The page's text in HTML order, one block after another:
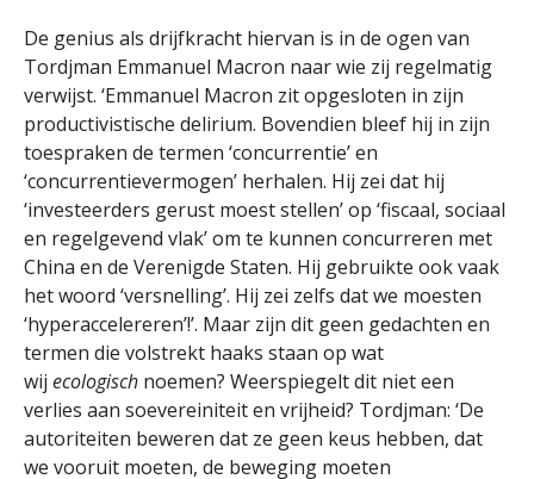
De genius als drijfkracht hiervan is in de ogen van
Tordjman Emmanuel Macron naar wie zij regelmatig
verwijst. ‘Emmanuel Macron zit opgesloten in zijn
productivistische delirium. Bovendien bleef hij in zijn
toespraken de termen ‘concurrentie’ en
‘concurrentievermogen’ herhalen. Hij zei dat hij
‘investeerders gerust moest stellen’ op ‘fiscaal, sociaal
en regelgevend vlak’ om te kunnen concurreren met
China en de Verenigde Staten. Hij gebruikte ook vaak
het woord ‘versnelling’. Hij zei zelfs dat we moesten
‘hyperaccelereren’!’. Maar zijn dit geen gedachten en
termen die volstrekt haaks staan op wat
wij ecologisch noemen? Weerspiegelt dit niet een
verlies aan soevereiniteit en vrijheid? Tordjman: ‘De
autoriteiten beweren dat ze geen keus hebben, dat
we vooruit moeten, de beweging moeten